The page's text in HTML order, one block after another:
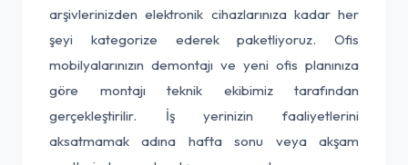
arşivlerinizden elektronik cihazlarınıza kadar her
şeyi kategorize ederek paketliyoruz. Ofis
mobilyalarınızın demontajı ve yeni ofis planınıza
göre montajı teknik ekibimiz tarafından
gerçekleştirilir. İş yerinizin faaliyetlerini
aksatmamak adına hafta sonu veya akşam